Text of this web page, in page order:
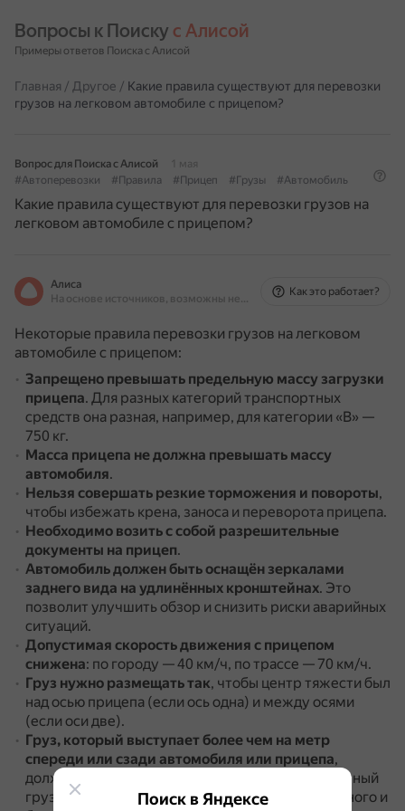
Вопросы к Поиску с Алисой
Примеры ответов Поиска с Алисой
Главная / Другое / Какие правила существуют для перевозки
грузов на легковом автомобиле с прицепом?
Вопрос для Поиска с Алисой
1 мая
#Автоперевозки
#Правила #Прицеп #Грузы #Автомобиль
Какие правила существуют для перевозки грузов на
легковом автомобиле с прицепом?
Алиса
На основе источников, возможны неточности
Как это работает?
Некоторые правила перевозки грузов на легковом
автомобиле с прицепом:
Запрещено превышать предельную массу загрузки
прицепа. Для разных категорий транспортных
средств она разная, например, для категории «В» —
750 кг.
Масса прицепа не должна превышать массу
автомобиля.
Нельзя совершать резкие торможения и повороты,
чтобы избежать крена, заноса и переворота прицепа.
Необходимо возить с собой разрешительные
документы на прицеп.
Автомобиль должен быть оснащён зеркалами
заднего вида на удлинённых кронштейнах. Это
позволит улучшить обзор и снизить риски аварийных
ситуаций.
Допустимая скорость движения с прицепом
снижена: по городу — 40 км/ч, по трассе — 70 км/ч.
Груз нужно размещать так, чтобы центр тяжести был
над осью прицепа (если ось одна) и между осями
(если оси две).
Груз, который выступает более чем на метр
спереди или сзади автомобиля или прицепа,
должен быть обозначен знаком «Крупногабаритный
груз» (квадрат с диагональными полосами красного и
Поиск в Яндексе